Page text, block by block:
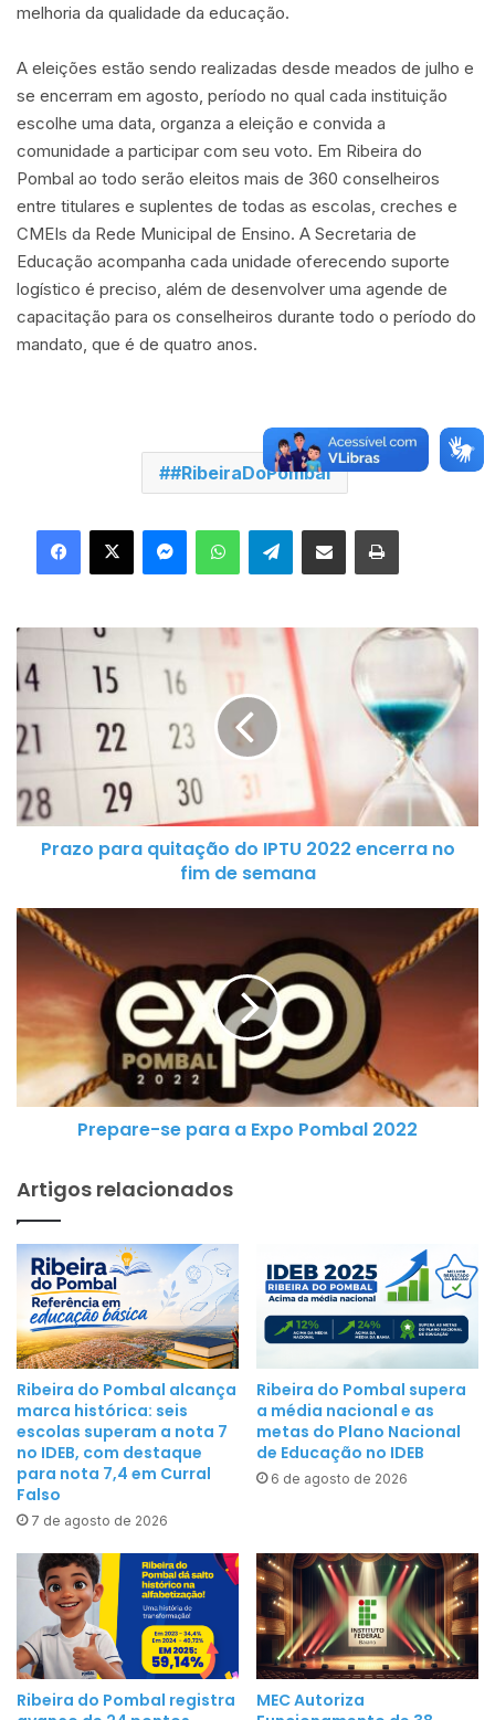
melhoria da qualidade da educação.
A eleições estão sendo realizadas desde meados de julho e
se encerram em agosto, período no qual cada instituição
escolhe uma data, organza a eleição e convida a
comunidade a participar com seu voto. Em Ribeira do
Pombal ao todo serão eleitos mais de 360 conselheiros
entre titulares e suplentes de todas as escolas, creches e
CMEIs da Rede Municipal de Ensino. A Secretaria de
Educação acompanha cada unidade oferecendo suporte
logístico é preciso, além de desenvolver uma agende de
capacitação para os conselheiros durante todo o período do
mandato, que é de quatro anos.
#RibeiraDoPombal
X WhatsApp Telegram
P
r
a
z
o
a
r
u
a
ç
ã
o
d
T
U
2
2
e
n
c
e
r
r
a
m
d
e
Prazo para quitação do IPTU 2022 encerra no
fim de semana
P
e
p
a
e
-
p
r
a
x
p
o
P
o
m
b
a
l
2
2
Prepare-se para a Expo Pombal 2022
Artigos relacionados
Ribeira do Pombal alcança
marca histórica: seis
escolas superam a nota 7
no IDEB, com destaque
para nota 7,4 em Curral
Falso
7 de agosto de 2026
Ribeira do Pombal supera
a média nacional e as
metas do Plano Nacional
de Educação no IDEB
6 de agosto de 2026
Ribeira do Pombal registra
MEC Autoriza